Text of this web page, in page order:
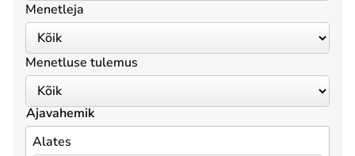
Menetleja
Menetluse tulemus
Ajavahemik
Alates